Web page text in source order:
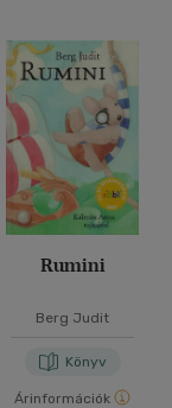
Rumini
Berg Judit
Könyv
Árinformációk